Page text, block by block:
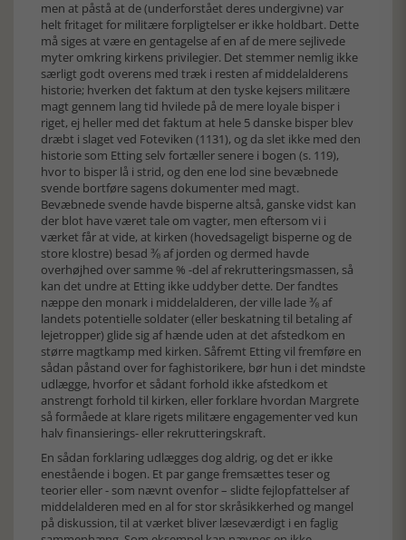
men at påstå at de (underforstået deres undergivne) var
helt fritaget for militære forpligtelser er ikke holdbart. Dette
må siges at være en gentagelse af en af de mere sejlivede
myter omkring kirkens privilegier. Det stemmer nemlig ikke
særligt godt overens med træk i resten af middelalderens
historie; hverken det faktum at den tyske kejsers militære
magt gennem lang tid hvilede på de mere loyale bisper i
riget, ej heller med det faktum at hele 5 danske bisper blev
dræbt i slaget ved Foteviken (1131), og da slet ikke med den
historie som Etting selv fortæller senere i bogen (s. 119),
hvor to bisper lå i strid, og den ene lod sine bevæbnede
svende bortføre sagens dokumenter med magt.
Bevæbnede svende havde bisperne altså, ganske vidst kan
der blot have været tale om vagter, men eftersom vi i
værket får at vide, at kirken (hovedsageligt bisperne og de
store klostre) besad ⅜ af jorden og dermed havde
overhøjhed over samme % -del af rekrutteringsmassen, så
kan det undre at Etting ikke uddyber dette. Der fandtes
næppe den monark i middelalderen, der ville lade ⅜ af
landets potentielle soldater (eller beskatning til betaling af
lejetropper) glide sig af hænde uden at det afstedkom en
større magtkamp med kirken. Såfremt Etting vil fremføre en
sådan påstand over for faghistorikere, bør hun i det mindste
udlægge, hvorfor et sådant forhold ikke afstedkom et
anstrengt forhold til kirken, eller forklare hvordan Margrete
så formåede at klare rigets militære engagementer ved kun
halv finansierings- eller rekrutteringskraft.
En sådan forklaring udlægges dog aldrig, og det er ikke
enestående i bogen. Et par gange fremsættes teser og
teorier eller - som nævnt ovenfor – slidte fejlopfattelser af
middelalderen med en al for stor skråsikkerhed og mangel
på diskussion, til at værket bliver læseværdigt i en faglig